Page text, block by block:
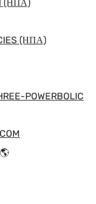
(ΗΠΑ)
(ΗΠΑ)
POWERBOLIC